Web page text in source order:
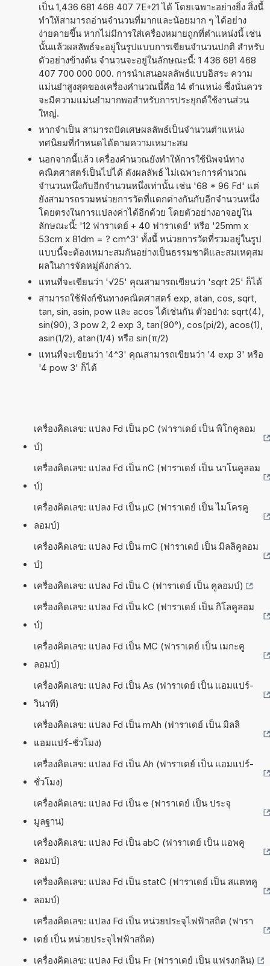
เป็น 1,436 681 468 407 7E+21 ได้ โดยเฉพาะอย่างยิ่ง สิ่งนี้
ทำให้สามารถอ่านจำนวนที่มากและน้อยมาก ๆ ได้อย่าง
ง่ายดายขึ้น หากไม่มีการใส่เครื่องหมายถูกที่ตำแหน่งนี้ เช่น
นั้นแล้วผลลัพธ์จะอยู่ในรูปแบบการเขียนจำนวนปกติ สำหรับ
ตัวอย่างข้างต้น จำนวนจะอยู่ในลักษณะนี้: 1 436 681 468
407 700 000 000. การนำเสนอผลลัพธ์แบบอิสระ ความ
แม่นยำสูงสุดของเครื่องคำนวณนี้คือ 14 ตำแหน่ง ซึ่งนั่นควร
จะมีความแม่นยำมากพอสำหรับการประยุกต์ใช้งานส่วน
ใหญ่.
หากจำเป็น สามารถปัดเศษผลลัพธ์เป็นจำนวนตำแหน่ง
ทศนิยมที่กำหนดได้ตามความเหมาะสม
นอกจากนี้แล้ว เครื่องคำนวณยังทำให้การใช้นิพจน์ทาง
คณิตศาสตร์เป็นไปได้ ดังผลลัพธ์ ไม่เฉพาะการคำนวณ
จำนวนหนึ่งกับอีกจำนวนหนึ่งเท่านั้น เช่น '68 * 96 Fd' แต่
ยังสามารถรวมหน่วยการวัดที่แตกต่างกันกับอีกจำนวนหนึ่ง
โดยตรงในการแปลงค่าได้อีกด้วย โดยตัวอย่างอาจอยู่ใน
ลักษณะนี้: '12 ฟาราเดย์ + 40 ฟาราเดย์' หรือ '25mm x
53cm x 81dm = ? cm^3' ทั้งนี้ หน่วยการวัดที่รวมอยู่ในรูป
แบบนี้จะต้องเหมาะสมกันอย่างเป็นธรรมชาติและสมเหตุสม
ผลในการจัดหมู่ดังกล่าว.
แทนที่จะเขียนว่า '√25' คุณสามารถเขียนว่า 'sqrt 25' ก็ได้
สามารถใช้ฟังก์ชันทางคณิตศาสตร์ exp, atan, cos, sqrt,
tan, sin, asin, pow และ acos ได้เช่นกัน ตัวอย่าง: sqrt(4),
sin(90), 3 pow 2, 2 exp 3, tan(90°), cos(pi/2), acos(1),
asin(1/2), atan(1/4) หรือ sin(π/2)
แทนที่จะเขียนว่า '4^3' คุณสามารถเขียนว่า '4 exp 3' หรือ
'4 pow 3' ก็ได้
เครื่องคิดเลข: แปลง Fd เป็น pC (ฟาราเดย์ เป็น พิโกคูลอม
บ์)
เครื่องคิดเลข: แปลง Fd เป็น nC (ฟาราเดย์ เป็น นาโนคูลอม
บ์)
เครื่องคิดเลข: แปลง Fd เป็น µC (ฟาราเดย์ เป็น ไมโครคู
ลอมบ์)
เครื่องคิดเลข: แปลง Fd เป็น mC (ฟาราเดย์ เป็น มิลลิคูลอม
บ์)
เครื่องคิดเลข: แปลง Fd เป็น C (ฟาราเดย์ เป็น คูลอมบ์)
เครื่องคิดเลข: แปลง Fd เป็น kC (ฟาราเดย์ เป็น กิโลคูลอม
บ์)
เครื่องคิดเลข: แปลง Fd เป็น MC (ฟาราเดย์ เป็น เมกะคู
ลอมบ์)
เครื่องคิดเลข: แปลง Fd เป็น As (ฟาราเดย์ เป็น แอมแปร์-
วินาที)
เครื่องคิดเลข: แปลง Fd เป็น mAh (ฟาราเดย์ เป็น มิลลิ
แอมแปร์-ชั่วโมง)
เครื่องคิดเลข: แปลง Fd เป็น Ah (ฟาราเดย์ เป็น แอมแปร์-
ชั่วโมง)
เครื่องคิดเลข: แปลง Fd เป็น e (ฟาราเดย์ เป็น ประจุ
มูลฐาน)
เครื่องคิดเลข: แปลง Fd เป็น abC (ฟาราเดย์ เป็น แอพคู
ลอมบ์)
เครื่องคิดเลข: แปลง Fd เป็น statC (ฟาราเดย์ เป็น สแตทคู
ลอมบ์)
เครื่องคิดเลข: แปลง Fd เป็น หน่วยประจุไฟฟ้าสถิต (ฟารา
เดย์ เป็น หน่วยประจุไฟฟ้าสถิต)
เครื่องคิดเลข: แปลง Fd เป็น Fr (ฟาราเดย์ เป็น แฟรงกลิน)